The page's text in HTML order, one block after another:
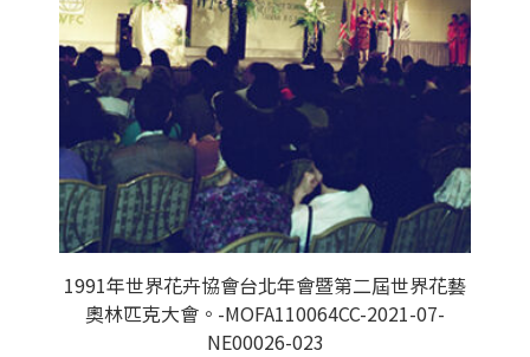
1991年世界花卉協會台北年會暨第二屆世界花藝
奧林匹克大會。-MOFA110064CC-2021-07-
NE00026-023